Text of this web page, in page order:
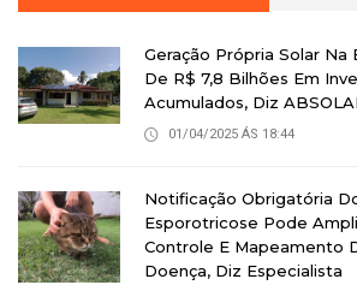
Geração Própria Solar Na
De R$ 7,8 Bilhões Em
Acumulados, Diz
01/04/2025 ÁS 18:44
Notificação Obrigatória
Esporotricose Pode
Controle E Mapeamento
Doença, Diz Especialista